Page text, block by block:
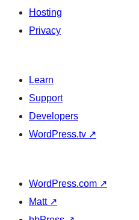
Hosting
Privacy
Learn
Support
Developers
WordPress.tv ↗
WordPress.com ↗
Matt ↗